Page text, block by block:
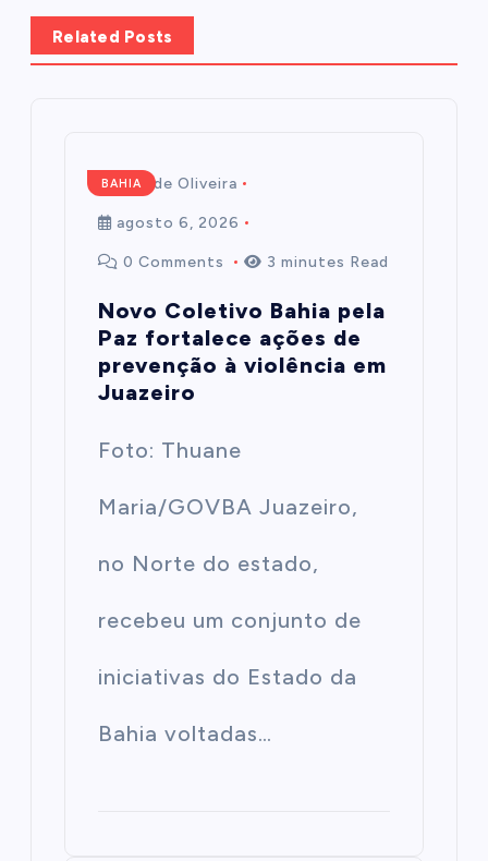
Related Posts
BAHIA
Mairim de Oliveira
agosto 6, 2026
0 Comments 3 minutes Read
Novo Coletivo Bahia pela
Paz fortalece ações de
prevenção à violência em
Juazeiro
Foto: Thuane
Maria/GOVBA Juazeiro,
no Norte do estado,
recebeu um conjunto de
iniciativas do Estado da
Bahia voltadas…